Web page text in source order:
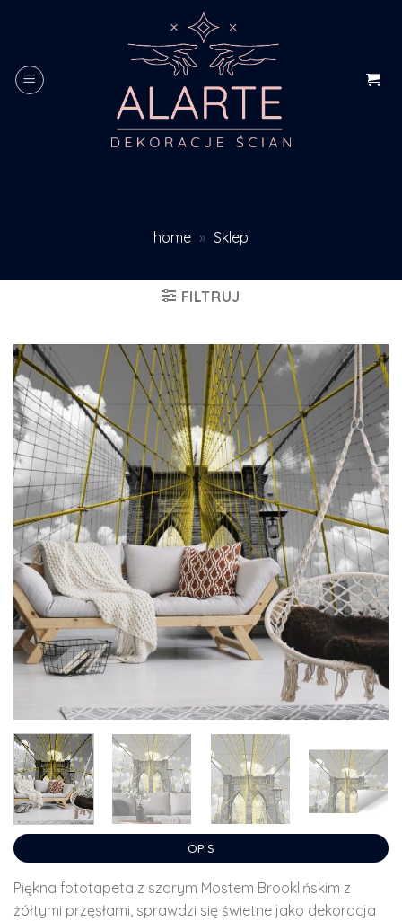
home » Sklep
FILTRUJ
OPIS
Piękna fototapeta z szarym Mostem Brooklińskim z
żółtymi przęsłami, sprawdzi się świetne jako dekoracja